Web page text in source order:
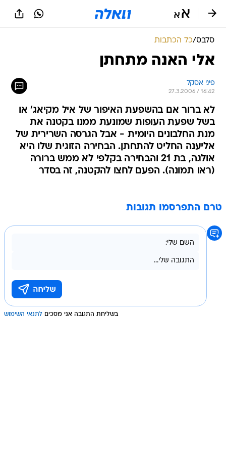
סלבס/כל הכתבות
אלי האנה מתחתן
פיני אסקל
27.3.2006 / 16:42
לא ברור אם בהשפעת האיפור של איל מקיאג' או
בשל שפעת העופות שמונעת ממנו בקטנה את
מנת החלבונים היומית - אבל הגרסה השרירית של
אליענה החליט להתחתן. הבחירה הזוגית שלו היא
אולגה, בת 21 והבחירה בקלפי לא ממש ברורה
(ראו תמונה). הפעם לחצו להקטנה, זה בסדר
טרם התפרסמו תגובות
בשליחת התגובה אני מסכים לתנאי השימוש